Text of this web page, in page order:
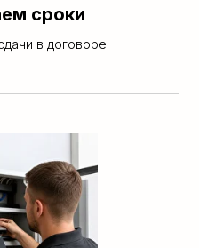
сроки
в договоре